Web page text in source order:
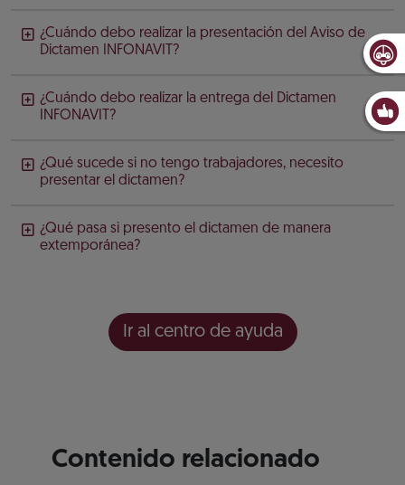
¿Cuándo debo realizar la presentación del Aviso de
Dictamen INFONAVIT?
¿Cuándo debo realizar la entrega del Dictamen
INFONAVIT?
¿Qué sucede si no tengo trabajadores, necesito
presentar el dictamen?
¿Qué pasa si presento el dictamen de manera
extemporánea?
Ir al centro de ayuda
Contenido relacionado